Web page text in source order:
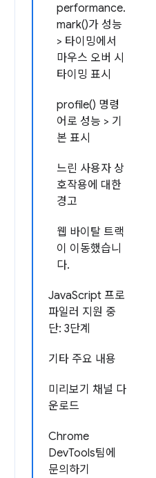
performance.
mark()가 성능
> 타이밍에서
마우스 오버 시
타이밍 표시
profile() 명령
어로 성능 > 기
본 표시
느린 사용자 상
호작용에 대한
경고
웹 바이탈 트랙
이 이동했습니
다.
JavaScript 프로
파일러 지원 중
단: 3단계
기타 주요 내용
미리보기 채널 다
운로드
Chrome
DevTools팀에
문의하기